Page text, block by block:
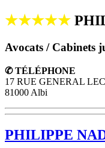
★★★★★
Avocats / Cabinets
✆ TÉLÉPHONE
17 RUE GENERAL
81000 Albi
PHILIPPE